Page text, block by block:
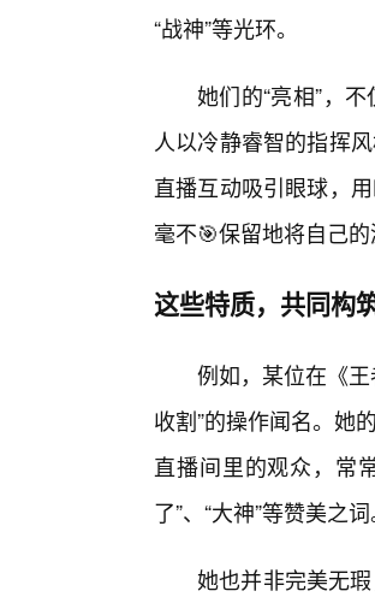
“战神”等光环。
她们的“亮相”，
人以冷静睿智的指挥
直播互动吸引眼球，
毫不🎯保留地将自己
这些特质，共同构
例如，某位在《
收割”的操作闻名。她
直播间里的观众，常
了”、“大神”等赞美之词
她也并非完美无